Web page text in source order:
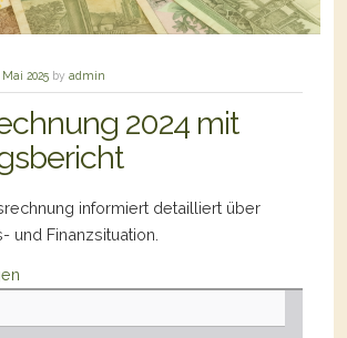
Mai 2025 by admin
2024 mit
informiert detailliert über
und Finanzsituation.